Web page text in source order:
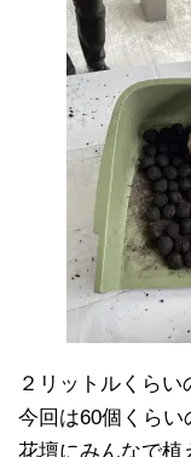
２リットルくらい
今回は60個くら
花壇にみんなで植